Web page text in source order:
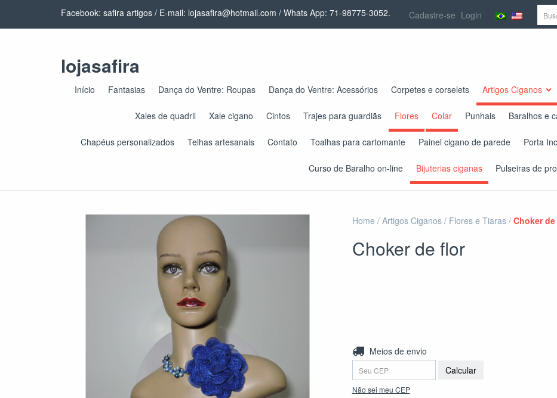
Facebook: safira artigos / E-mail: lojasafira@hotmail.com / Whats App: 71-98775-3052. Cadastre-se Login
lojasafira
Início Fantasias Dança do Ventre: Roupas Dança do Ventre: Acessórios Corpetes e corselets Artigos Ciganos
Xales de quadril Xale cigano Cintos Trajes para guardiãs Flores Colar Punhais Baralhos e
Chapéus personalizados Telhas artesanais Contato Toalhas para cartomante Painel cigano de parede Porta
Curso de Baralho on-line Bijuterias ciganas Pulseiras de
Home / Artigos Ciganos / Flores e Tiaras / Choker
Choker de flor
Entregas para o CEP:
Meios de envio
Calcular
Não sei meu CEP